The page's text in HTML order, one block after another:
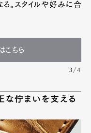
。スタイルや好みに合
こちら
3/4
な佇まいを支える